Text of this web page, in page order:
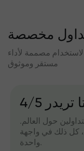
مخصصة
مصممة لأداء
مستقر وموثوق
تریدر 4/5
حول العالم.
كل ذلك في واجهة
واحدة.